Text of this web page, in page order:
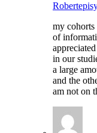
my cohorts
of
in our
a large
and the
am not on